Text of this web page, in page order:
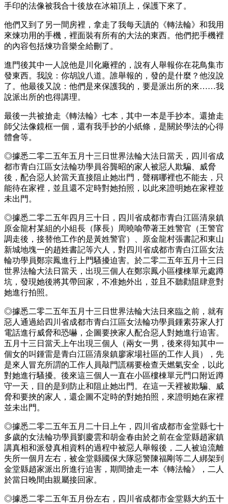
手印的法像被我合十後放在冰箱頂上，保護下來了。
他們又到了另一間房裡，拿走了我每天讀的《轉法輪》和我用
來煉功用的手機，裡面裝有所有的大法的東西。他們把手機裡
的內容包括煉功音樂全給刪了。
進門後其中一人說他是川化廠裡的，說有人舉報你在花鳥集市
發東西。我說：你胡說八道。誰舉報的，發的是什麼？他沒說
了。他最後又說：他們是來保護我的，要是派出所的來……我
說派出所的也得講理。
最後一共被搶走《轉法輪》七本，其中一本是手抄本。還搶走
師父法像鏡框一個，還有我手抄的小紙條，是關於學法的心得
體會等。
◎據悉二零二五年五月十三日世界法輪大法日當天，四川省成
都市青白江區女法輪功學員谷龔昭的家人被惡人欺騙、威脅
後，配合惡人於當天直接阻止她出門，聲稱哪裡也不能去，只
能待在家裡，並且還不定時對她拍照，以此來證明她在家裡並
未出門。
◎據悉二零二五年四月三十日，四川省成都市青白江區清泉鎮
原金龍村某組的小組長（隊長）周曉喻帶著王姓警官（王警官
調走後，接替他工作的是黃姓警官）、原金龍村張書記和東山
新城地塊一的趙姓書記等六人，對四川省成都市青白江區女法
輪功學員鄭宗鳳進行上門騷擾迫害。於二零二五年五月十三日
世界法輪大法日當天，出現三個人在鄭宗鳳小區樓棟單元處蹲
坑，發現她後將其帶回家，不准她外出，並且不聽勸阻肆意對
她進行拍照。
◎據悉二零二五年五月十三日世界法輪大法日來臨之前，就有
惡人通過給四川省成都市青白江區女法輪功學員鍾素芬家人打
電話進行威脅和恐嚇，企圖要挾家人配合惡人對她進行迫害。
五月十三日當天上午出現三個人（兩女一男，後來得知其中一
個女的叫鍾雷是青白江區清泉鎮廖家場社區的工作人員），先
是來人冒充所謂的工作人員敲門謊稱要檢查天燃氣安全，以此
對她進行騷擾。後來這三個人一直在小區樓棟單元門口附近蹲
守一天，目的是到防止和阻止她出門。在這一天裡被欺騙、威
脅和要挾的家人，還企圖不定時的對她拍照，來證明她在家裡
並未出門。
◎據悉二零二五年五月二十日上午，四川省成都市金堂縣七十
多歲的女法輪功學員劉慶雲和胡金春由於之前在金堂縣趙家鎮
講真相和派發真相資料的過程中被惡人舉報後，二人被迫流離
失所一個月左右，被金堂縣國保大隊惡警陳福剛等二人綁架到
金堂縣趙家派出所進行迫害，期間搶走一本《轉法輪》，二人
於當日晚間由親屬接回家。
◎據悉二零二五年五月份左右，四川省成都市金堂縣大約五十